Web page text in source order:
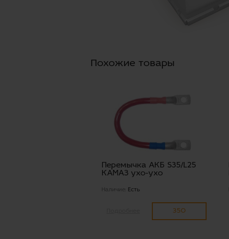
Похожие товары
Перемычка АКБ S35/L25
КАМАЗ ухо-ухо
Наличие: Есть
350